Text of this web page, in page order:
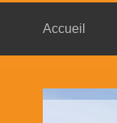
Accueil